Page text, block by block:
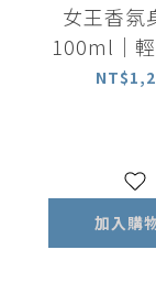
女王香氛
100ml｜
長效保濕
加入購